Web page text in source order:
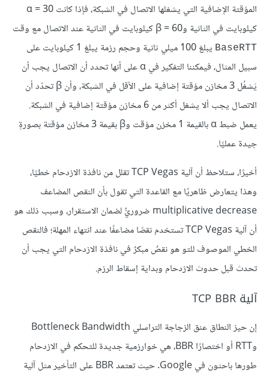
المؤقتة الإضافية التي يشغلها الاتصال في الشبكة، فإذا كانت α = 30
كيلوبايت في الثانية وβ = 60 كيلوبايت في الثانية عند الاتصال مع وقت
BaseRTT
يبلغ 100 ميلي ثانية وحجم رزمة يبلغ 1 كيلوبايت على
سبيل المثال، فيمكننا التفكير في α على أنها تحدد أن الاتصال يجب أن
يَشغُل 3 مخازن مؤقتة إضافية على الأقل في الشبكة، وأن β تحدّد أن
الاتصال يجب ألا يشغل أكثر من 6 مخازن مؤقتة إضافية في الشبكة.
يعمل ضبط α بالقيمة 1 مخزن مؤقت وβ بقيمة 3 مخازن مؤقتة بصورةٍ
جيدة عمليًا.
أخيرًا، ستلاحظ أن آلية TCP Vegas تقلل من نافذة الازدحام خطيًا،
وهذا يتعارض ظاهريًا مع القاعدة التي تقول بأن النقص المضاعف
multiplicative decrease ضروريٌّ لضمان الاستقرار، وسبب ذلك هو
أن آلية TCP Vegas تستخدم نقصًا مضاعفًا عند انتهاء المهلة؛ فالنقص
الخطي الموصوف للتو هو نقصٌ مبكرٌ في نافذة الازدحام التي يجب أن
تحدث قبل حدوث الازدحام وبداية إسقاط الرزم.
آلية TCP BBR
إن حيز النطاق عنق الزجاجة التراسلي Bottleneck Bandwidth
وRTT أو اختصارًا BBR، هي خوارزمية جديدة للتحكم في الازدحام
طورها باحثون في Google. حيث تعتمد BBR على التأخير مثل آلية